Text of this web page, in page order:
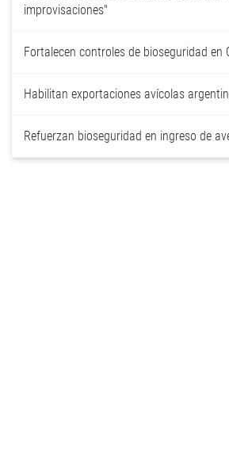
improvisaciones"
Fortalecen controles de bioseguridad en
Habilitan exportaciones avícolas
Refuerzan bioseguridad en ingreso de